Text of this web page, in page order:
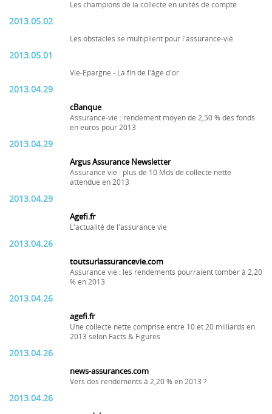
Les champions de la collecte en unités de compte
2013.05.02
Les obstacles se multiplient pour l'assurance-vie
2013.05.01
Vie-Epargne - La fin de l'âge d'or
2013.04.29
cBanque
Assurance-vie : rendement moyen de 2,50 % des fonds
en euros pour 2013
2013.04.29
Argus Assurance Newsletter
Assurance vie : plus de 10 Mds de collecte nette
attendue en 2013
2013.04.29
Agefi.fr
L'actualité de l'assurance vie
2013.04.26
toutsurlassurancevie.com
Assurance vie : les rendements pourraient tomber à 2,20
% en 2013
2013.04.26
agefi.fr
Une collecte nette comprise entre 10 et 20 milliards en
2013 selon Facts & Figures
2013.04.26
news-assurances.com
Vers des rendements à 2,20 % en 2013 ?
2013.04.26